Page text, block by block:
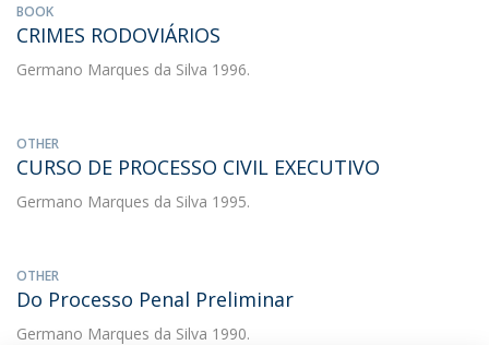
BOOK
CRIMES RODOVIÁRIOS
Germano Marques da Silva 1996.
OTHER
CURSO DE PROCESSO CIVIL EXECUTIVO
Germano Marques da Silva 1995.
OTHER
Do Processo Penal Preliminar
Germano Marques da Silva 1990.